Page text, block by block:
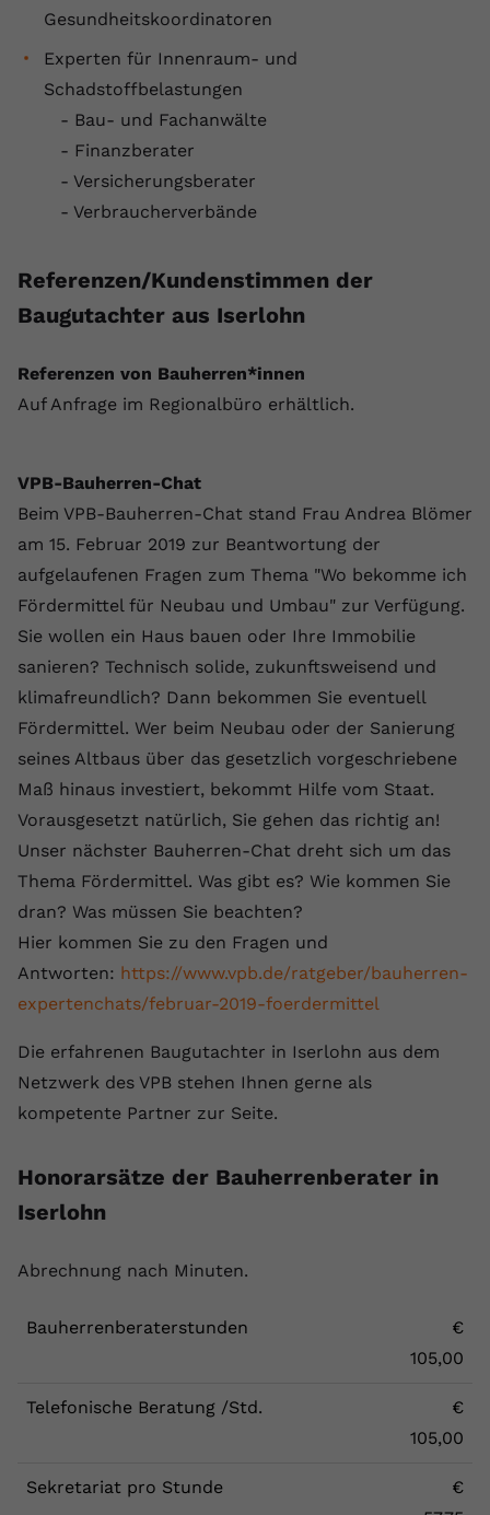
Gesundheitskoordinatoren
Experten für Innenraum- und
Schadstoffbelastungen
- Bau- und Fachanwälte
- Finanzberater
- Versicherungsberater
- Verbraucherverbände
Referenzen/Kundenstimmen der
Baugutachter aus Iserlohn
Referenzen von Bauherren*innen
Auf Anfrage im Regionalbüro erhältlich.
VPB-Bauherren-Chat
Beim VPB-Bauherren-Chat stand Frau Andrea Blömer
am 15. Februar 2019 zur Beantwortung der
aufgelaufenen Fragen zum Thema "Wo bekomme ich
Fördermittel für Neubau und Umbau" zur Verfügung.
Sie wollen ein Haus bauen oder Ihre Immobilie
sanieren? Technisch solide, zukunftsweisend und
klimafreundlich? Dann bekommen Sie eventuell
Fördermittel. Wer beim Neubau oder der Sanierung
seines Altbaus über das gesetzlich vorgeschriebene
Maß hinaus investiert, bekommt Hilfe vom Staat.
Vorausgesetzt natürlich, Sie gehen das richtig an!
Unser nächster Bauherren-Chat dreht sich um das
Thema Fördermittel. Was gibt es? Wie kommen Sie
dran? Was müssen Sie beachten?
Hier kommen Sie zu den Fragen und
Antworten: https://www.vpb.de/ratgeber/bauherren-
expertenchats/februar-2019-foerdermittel
Die erfahrenen Baugutachter in Iserlohn aus dem
Netzwerk des VPB stehen Ihnen gerne als
kompetente Partner zur Seite.
Honorarsätze der Bauherrenberater in
Iserlohn
Abrechnung nach Minuten.
Bauherrenberaterstunden
€
105,00
Telefonische Beratung /Std.
€
105,00
Sekretariat pro Stunde
€